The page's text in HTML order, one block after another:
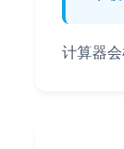
计算器